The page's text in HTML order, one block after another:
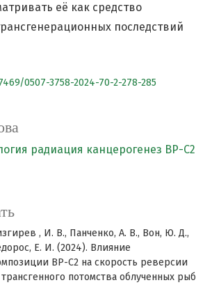
радиация канцерогенез BP-C2
, И. В., Панченко, А. В., Вон, Ю. Д.,
Е. И. (2024). Влияние
BP-C2 на скорость реверсии
потомства облученных рыб
её как средство
последствий
0507-3758-2024-70-2-278-285